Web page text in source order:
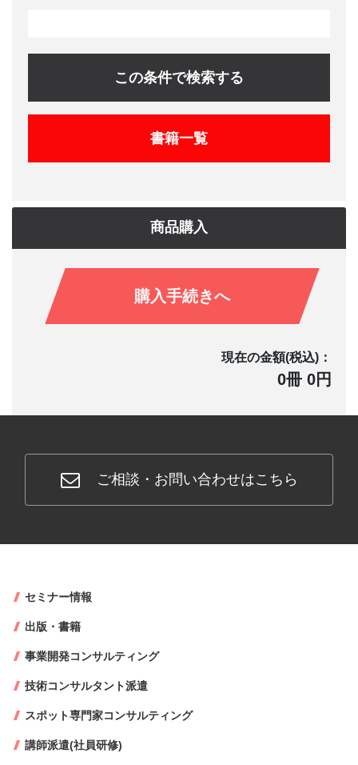
この条件で検索する
書籍一覧
商品購入
購入手続きへ
現在の金額(税込)：
0冊 0円
ご相談・お問い合わせはこちら
セミナー情報
出版・書籍
事業開発コンサルティング
技術コンサルタント派遣
スポット専門家コンサルティング
講師派遣(社員研修)